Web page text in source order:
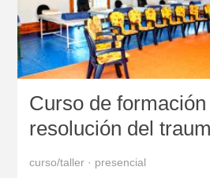
Curso de formación
resolución del
curso/taller · presencial